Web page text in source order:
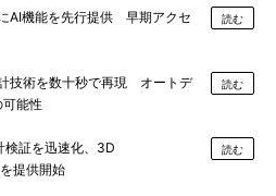
AI機能を先行提供 早期アクセ
読む
技術を数十秒で再現 オートデ
能性
読む
検証を迅速化、3D
提供開始
読む